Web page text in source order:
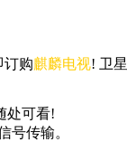
订购麒麟电视! 卫
处可看!
号传输。